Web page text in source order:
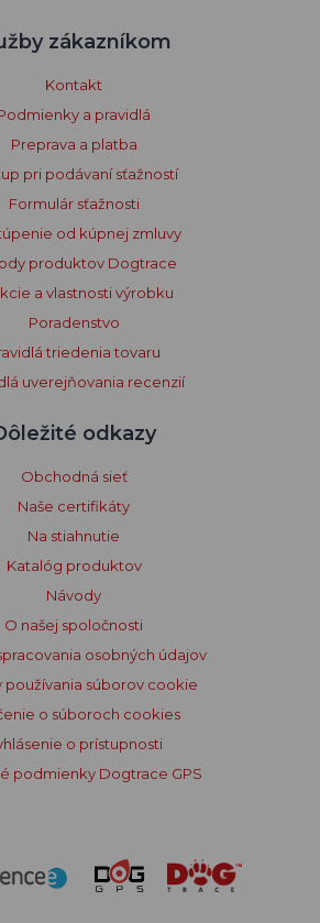
zákazníkom
Kontakt
a pravidlá
Preprava a platba
pri podávaní sťažností
Formulár sťažnosti
od kúpnej zmluvy
produktov Dogtrace
a vlastnosti výrobku
Poradenstvo
triedenia tovaru
uverejňovania recenzií
odkazy
Obchodná sieť
Naše certifikáty
Na stiahnutie
Katalóg produktov
Návody
O našej spoločnosti
osobných údajov
používania súborov cookie
o súboroch cookies
o prístupnosti
podmienky Dogtrace GPS